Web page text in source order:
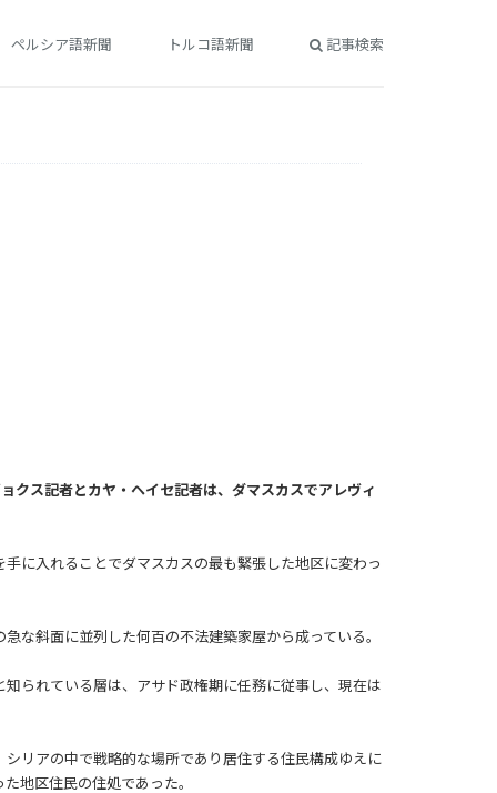
ペルシア語新聞 トルコ語新聞 記事検索
クス記者とカヤ・ヘイセ記者は、ダマスカスでアレヴィ
に入れることでダマスカスの最も緊張した地区に変わっ
な斜面に並列した何百の不法建築家屋から成っている。
られている層は、アサド政権期に任務に従事し、現在は
リアの中で戦略的な場所であり居住する住民構成ゆえに
地区住民の住処であった。